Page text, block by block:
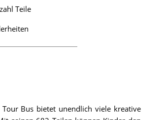
Teile
Bus bietet unendlich viele kreative